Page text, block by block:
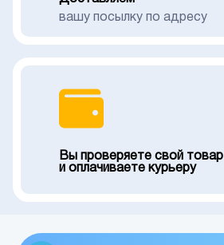
вашу посылку по адресу
Вы проверяете свой товар
и оплачиваете курьеру